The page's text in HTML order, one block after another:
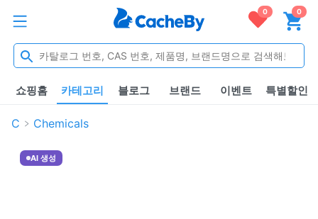
0 0
쇼핑홈 카테고리 블로그 브랜드 이벤트 특별할인
C Chemicals
AI 생성